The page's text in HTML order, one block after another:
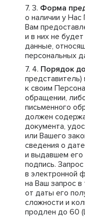
Форма
о наличии у
Вам
и в них не
данные,
персональных
Порядок
к своим
обращении,
письменного
должен
документа,
или Вашего
сведения о
и выдавшем его
подпись.
в электронной
на Ваш запрос
от даты его
сложности и
продлен до 60